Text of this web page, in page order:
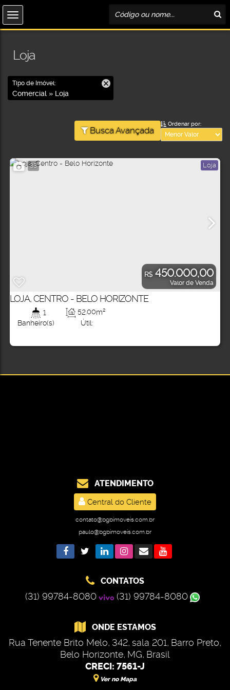
Loja
Tipo de Imóvel:
Comercial » Loja
Busca Avançada
Ordenar por:
33 Loja
R$ 450.000,00
Valor de Venda
LOJA, CENTRO - BELO HORIZONTE
1
Banheiro(s)
Útil:
52.00m²
ATENDIMENTO
Central do Cliente
contato@bgbimoveis.com.br
paulo@bgbimoveis.com.br
CONTATOS
(31) 99784-8080 (31) 99784-8080
ONDE ESTAMOS
Rua Tenente Brito Melo, 342, sala 201, Barro Preto,
Belo Horizonte, MG, Brasil
CRECI: 7561-J
Ver no Mapa